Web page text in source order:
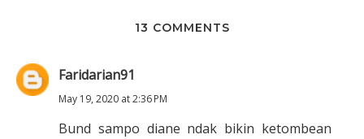
13 COMMENTS
Faridarian91
May 19, 2020 at 2:36 PM
Bund sampo diane ndak bikin ketombean